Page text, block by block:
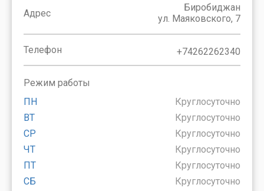
Адрес
Биробиджан
ул. Маяковского, 7
Телефон +74262262340
Режим работы
ПН
Круглосуточно
ВТ
Круглосуточно
СР
Круглосуточно
ЧТ
Круглосуточно
ПТ
Круглосуточно
СБ
Круглосуточно